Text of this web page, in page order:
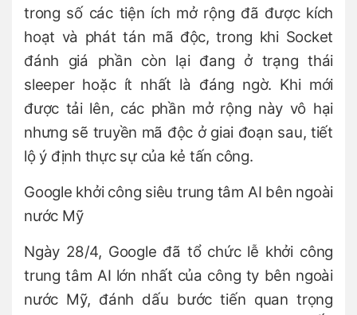
trong số các tiện ích mở rộng đã được kích
hoạt và phát tán mã độc, trong khi Socket
đánh giá phần còn lại đang ở trạng thái
sleeper hoặc ít nhất là đáng ngờ. Khi mới
được tải lên, các phần mở rộng này vô hại
nhưng sẽ truyền mã độc ở giai đoạn sau, tiết
lộ ý định thực sự của kẻ tấn công.
Google khởi công siêu trung tâm AI bên ngoài
nước Mỹ
Ngày 28/4, Google đã tổ chức lễ khởi công
trung tâm AI lớn nhất của công ty bên ngoài
nước Mỹ, đánh dấu bước tiến quan trọng